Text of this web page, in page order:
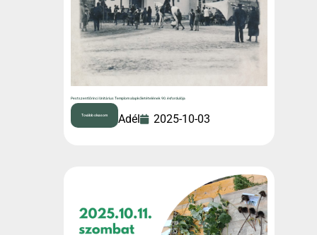
Pestszentlőrinci Unitárius Templom alapkőletételének 90. évfordulója
Mayer Adél 2025-10-03
Tovább olvasom